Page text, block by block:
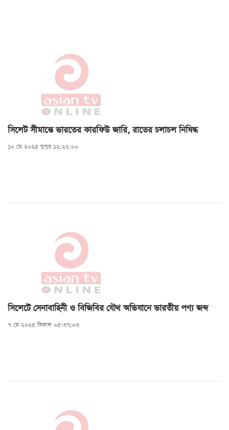
সিলেট সীমান্তে ভারতের কারফিউ জারি, রাতের চলাচল নিষিদ্ধ
১০ মে ২০২৫ দুপুর ১২:২২:০০
সিলেটে সেনাবাহিনী ও বিজিবির যৌথ অভিযানে ভারতীয় পণ্য জব্দ
৭ মে ২০২৫ বিকাল ০৫:৩৭:০৩